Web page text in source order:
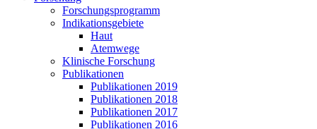
Forschungsprogramm
Indikationsgebiete
Haut
Atemwege
Klinische Forschung
Publikationen
Publikationen 2019
Publikationen 2018
Publikationen 2017
Publikationen 2016